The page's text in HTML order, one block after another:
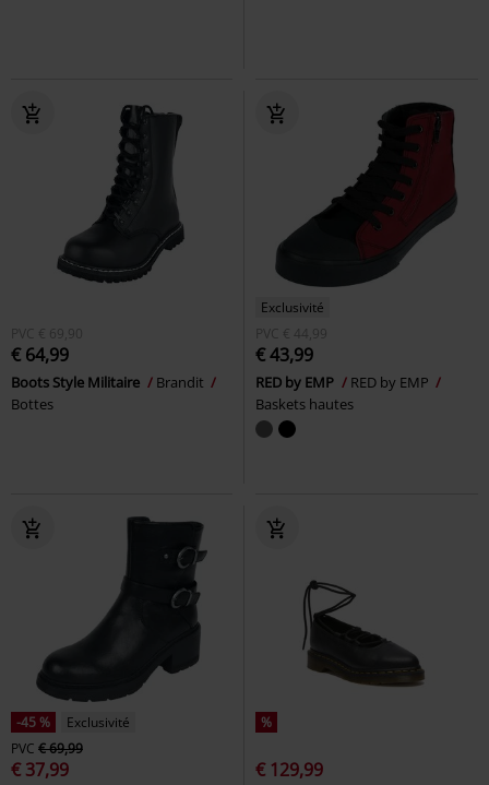
PVC € 69,90
€ 64,99
Boots Style Militaire
Brandit
Bottes
Exclusivité
PVC € 44,99
€ 43,99
RED by EMP
RED by EMP
Baskets hautes
-45 %
Exclusivité
PVC € 69,99
€ 37,99
%
€ 129,99